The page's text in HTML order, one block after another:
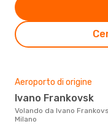
Aeroporto di origine
Ivano Frankovsk
Volando da Ivano Frankovsk a
Milano